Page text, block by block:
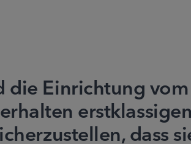
die Einrichtung vom
erstklassigen
dass